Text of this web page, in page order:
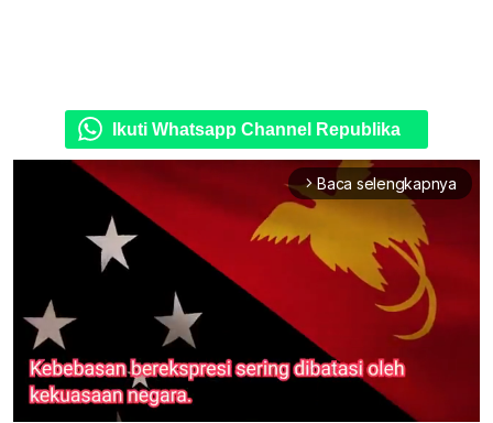
Ikuti Whatsapp Channel Republika
arrow_forward_ios Baca selengkapnya